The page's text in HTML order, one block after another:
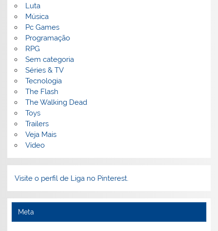
Luta
Música
Pc Games
Programação
RPG
Sem categoria
Séries & TV
Tecnologia
The Flash
The Walking Dead
Toys
Trailers
Veja Mais
Vídeo
Visite o perfil de Liga no Pinterest.
Meta